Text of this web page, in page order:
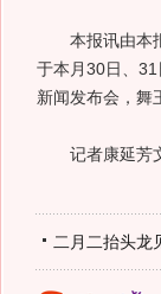
本报讯由本报
于本月30日、
新闻发布会，舞
记者康延芳
二月二抬头龙